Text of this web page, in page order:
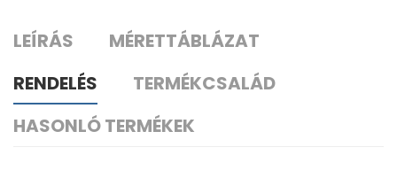
LEÍRÁS
MÉRETTÁBLÁZAT
RENDELÉS
TERMÉKCSALÁD
HASONLÓ TERMÉKEK